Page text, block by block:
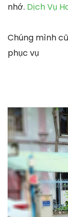
nhớ. Dịch Vụ
Chúng mình
phục vụ